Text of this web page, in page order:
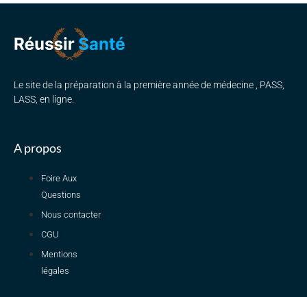
Le site de la préparation à la première année de médecine , PASS,
LASS, en ligne.
A propos
Foire Aux
Questions
Nous contacter
CGU
Mentions
légales